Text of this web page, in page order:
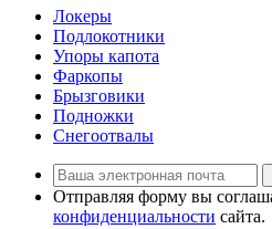
Локеры
Подлокотники
Упоры капота
Фаркопы
Брызговики
Подножки
Снегоотвалы
Отправляя форму вы
конфиденциальности сайта.